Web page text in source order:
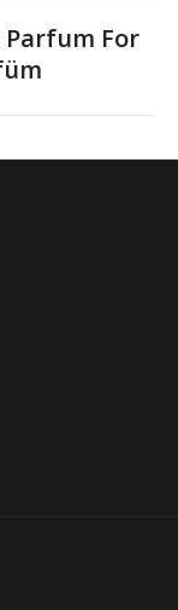
Parfum For